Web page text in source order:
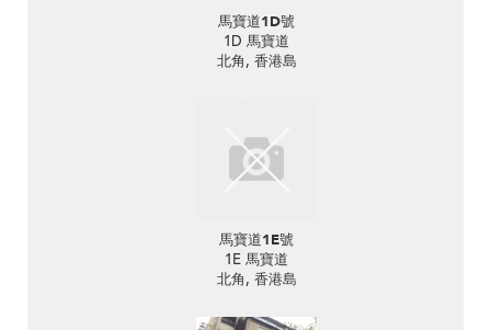
馬寶道1D號
1D 馬寶道
北角, 香港島
馬寶道1E號
1E 馬寶道
北角, 香港島